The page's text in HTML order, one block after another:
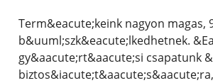
Term&eacute;keink nagyon magas,
b&uuml;szk&eacute;lkedhetnek.
gy&aacute;rt&aacute;si csapatunk